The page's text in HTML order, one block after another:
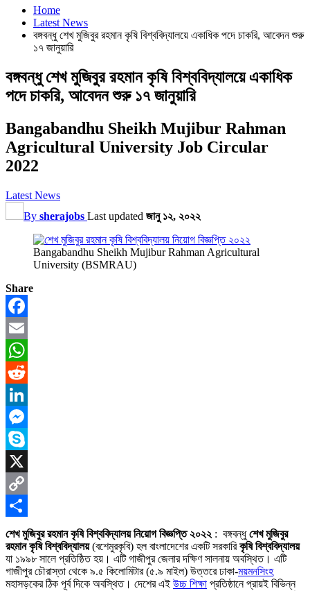
Home
Latest News
বঙ্গবন্ধু শেখ মুজিবুর রহমান কৃষি বিশ্ববিদ্যালয়ে একাধিক পদে চাকরি, আবেদন শুরু
১৭ জানুয়ারি
বঙ্গবন্ধু শেখ মুজিবুর রহমান কৃষি বিশ্ববিদ্যালয়ে একাধিক
পদে চাকরি, আবেদন শুরু ১৭ জানুয়ারি
Bangabandhu Sheikh Mujibur Rahman
Agricultural University Job Circular
2022
Latest News
By sherajobs Last updated জানু ১২, ২০২২
Bangabandhu Sheikh Mujibur Rahman Agricultural
University (BSMRAU)
Share
Facebook
Email
WhatsApp
Reddit
LinkedIn
Messenger
Skype
X
Copy
Link
Share
শেখ মুজিবুর রহমান কৃষি বিশ্ববিদ্যালয় নিয়োগ বিজ্ঞপ্তি ২০২২ : বঙ্গবন্ধুশেখ মুজিবুর
রহমান কৃষি বিশ্ববিদ্যালয়(বশেমুরকৃবি) হল বাংলাদেশের একটি সরকারিকৃষি বিশ্ববিদ্যালয়
যা ১৯৯৮ সালে প্রতিষ্ঠিত হয়। এটি গাজীপুর জেলার দক্ষিণ সালনায় অবস্থিত। এটি
গাজীপুর চৌরাস্তা থেকে ৯.৫ কিলোমিটার (৫.৯ মাইল) উত্তরে ঢাকা-ময়মনসিংহ
মহাসড়কের ঠিক পূর্ব দিকে অবস্থিত। দেশের এই উচ্চ শিক্ষা প্রতিষ্ঠানে প্রায়ই বিভিন্ন